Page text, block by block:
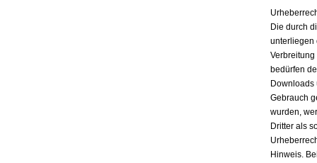
Die durch
unterliegen
bedürfen
Downloads
Gebrauch
wurden,
Dritter als
Hinweis.